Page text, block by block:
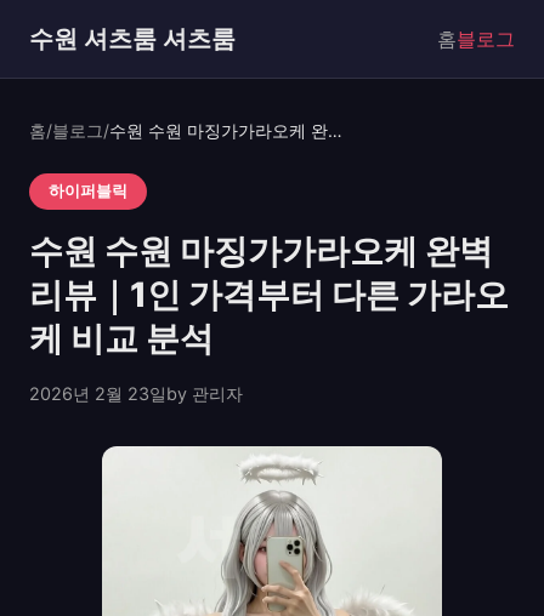
수원 셔츠룸 셔츠룸 홈블로그
홈/블로그/ 수원 수원 마징가가라오케 완벽 리뷰｜1인 가격부터 다른 가라오케 비교 분석
하이퍼블릭
수원 수원 마징가가라오케 완벽
리뷰｜1인 가격부터 다른 가라오
케 비교 분석
2026년 2월 23일by 관리자